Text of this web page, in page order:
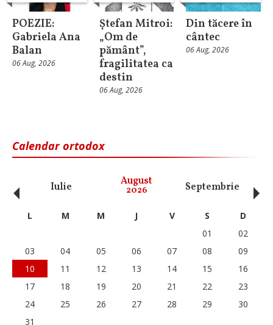
POEZIE:
Gabriela Ana
Balan
06 Aug, 2026
Ștefan Mitroi:
„Om de
pământ”,
fragilitatea ca
destin
06 Aug, 2026
Din tăcere în
cântec
06 Aug, 2026
Calendar ortodox
Iulie August
2026 Septembrie
‹ L M M J V S
D
01
02
03
04 05 06 07 08
09
10
11 12 13 14 15
16
17
18 19 20 21 22
23
24
25 26 27 28 29
30
31